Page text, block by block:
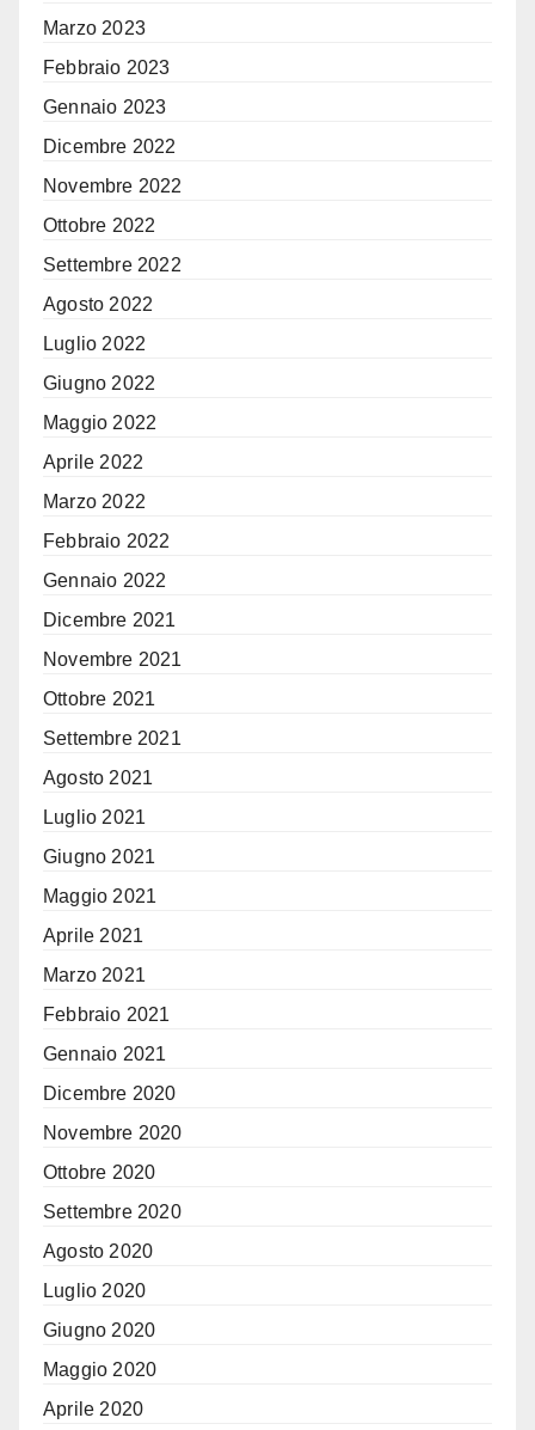
Marzo 2023
Febbraio 2023
Gennaio 2023
Dicembre 2022
Novembre 2022
Ottobre 2022
Settembre 2022
Agosto 2022
Luglio 2022
Giugno 2022
Maggio 2022
Aprile 2022
Marzo 2022
Febbraio 2022
Gennaio 2022
Dicembre 2021
Novembre 2021
Ottobre 2021
Settembre 2021
Agosto 2021
Luglio 2021
Giugno 2021
Maggio 2021
Aprile 2021
Marzo 2021
Febbraio 2021
Gennaio 2021
Dicembre 2020
Novembre 2020
Ottobre 2020
Settembre 2020
Agosto 2020
Luglio 2020
Giugno 2020
Maggio 2020
Aprile 2020